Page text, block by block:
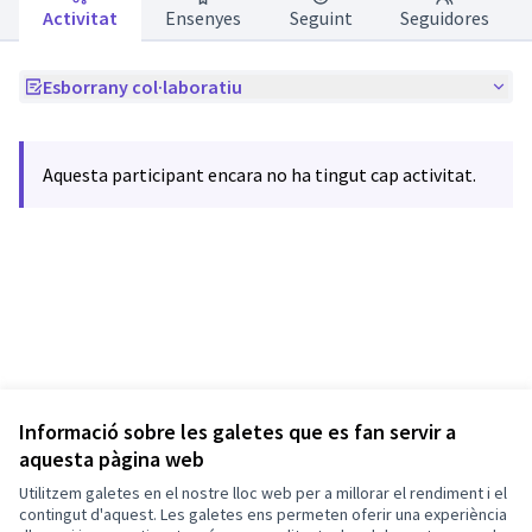
Informació sobre les galetes que es fan servir a
aquesta pàgina web
Utilitzem galetes en el nostre lloc web per a millorar el rendiment i el
contingut d'aquest. Les galetes ens permeten oferir una experiència
Activitat Ensenyes Seguint Seguidores
Esborrany col·laboratiu
Aquesta participant encara no ha tingut cap activitat.
Termes i condicions d'ús
Configuració de les galetes
Barcelona En Comú a X
Barcelona En Comú a Facebook
Barcelona En Comú a Instagram
Barcelona En Comú a YouTube